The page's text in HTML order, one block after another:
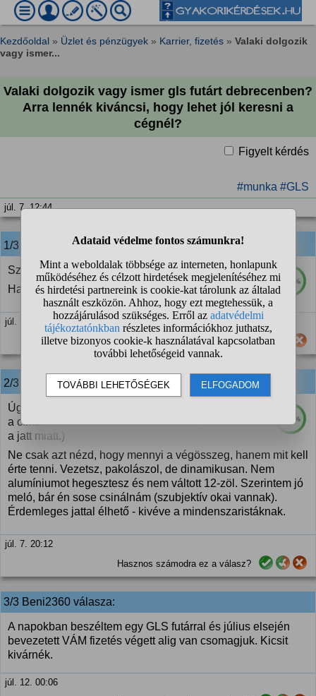
Kezdőoldal » Üzlet és pénzügyek » Karrier, fizetés » Valaki dolgozik
vagy ismer...
Valaki dolgozik vagy ismer gls futárt debrecenben?
Arra lennék kiváncsi, hogy lehet jól keresni a
cégnél?
Figyelt kérdés
#munka #GLS
júl. 7. 12:44
1/3 válasza:
100%
Szerintem országos szinten sok órával keresnek jól.
Hajnalban mennek és délután 3-4 mire végeznek.
júl. 7. 18:07
Hasznos számodra ez a válasz?
2/3 anonim válasza:
100%
Úgy, hogy halál közvetlen, normális, rugalmas vagy
a címzettekkel és koordinátoroddal is. (Címzettekkel
a jatt miatt.)
Ne csak azt nézd, hogy mennyi a végösszeg, hanem mit kell
érte tenni. Vezetsz, pakolászol, de dinamikusan. Nem
alumíniumot hegesztesz és nem váltott 12-zöl. Szerintem jó
meló, bár én sose csinálnám (szubjektív okai vannak).
Érdemleges jattal élhető - kivéve a mindenszaristáknak.
júl. 7. 20:12
Hasznos számodra ez a válasz?
3/3 Beni2360 válasza:
A napokban beszéltem egy GLS futárral és július elsején
bevezetett VÁM fizetés végett alig van csomagjuk. Kicsit
kivárnék.
júl. 12. 00:06